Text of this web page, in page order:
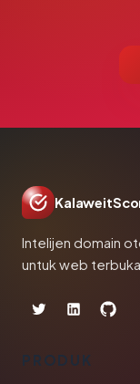
Intelijen domain
untuk web terbuka.
PRODUK